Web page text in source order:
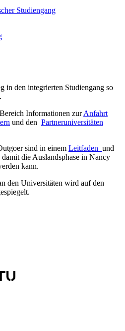
Studiengang
in den integrierten Studiengang so
Informationen zurAnfahrt
und den Partneruniversitäten
sind in einem Leitfaden und
damit die Auslandsphase in Nancy
kann.
den Universitäten wird auf den